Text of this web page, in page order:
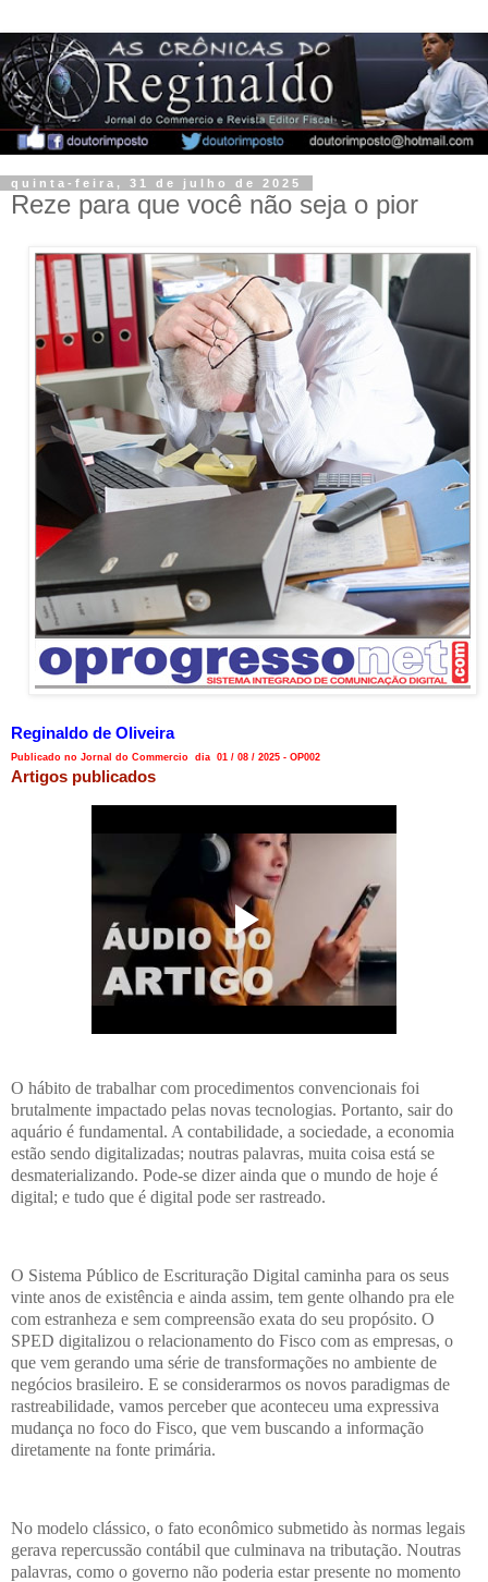
quinta-feira, 31 de julho de 2025
Reze para que você não seja o pior
Reginaldo de Oliveira
Publicado no Jornal do Commercio dia 01 / 08 / 2025 - OP002
Artigos publicados
O hábito de trabalhar com procedimentos convencionais foi
brutalmente impactado pelas novas tecnologias. Portanto, sair do
aquário é fundamental. A contabilidade, a sociedade, a economia
estão sendo digitalizadas; noutras palavras, muita coisa está se
desmaterializando. Pode-se dizer ainda que o mundo de hoje é
digital; e tudo que é digital pode ser rastreado.
O Sistema Público de Escrituração Digital caminha para os seus
vinte anos de existência e ainda assim, tem gente olhando pra ele
com estranheza e sem compreensão exata do seu propósito. O
SPED digitalizou o relacionamento do Fisco com as empresas, o
que vem gerando uma série de transformações no ambiente de
negócios brasileiro. E se considerarmos os novos paradigmas de
rastreabilidade, vamos perceber que aconteceu uma expressiva
mudança no foco do Fisco, que vem buscando a informação
diretamente na fonte primária.
No modelo clássico, o fato econômico submetido às normas legais
gerava repercussão contábil que culminava na tributação. Noutras
palavras, como o governo não poderia estar presente no momento